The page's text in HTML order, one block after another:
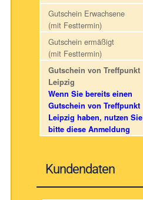
Gutschein Erwachsene
(mit Festtermin)
Gutschein ermäßigt
(mit Festtermin)
Gutschein von Treffpunkt
Leipzig
Wenn Sie bereits einen
Gutschein von Treffpunkt
Leipzig haben, nutzen Sie
bitte diese Anmeldung
Kundendaten